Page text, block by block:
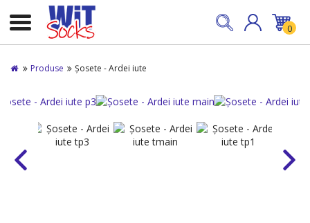
0
Produse Șosete - Ardei iute